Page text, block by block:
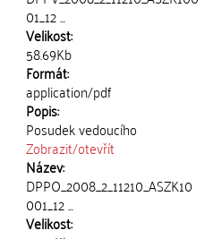
01_12 ...
Velikost:
58.69Kb
Formát:
application/pdf
Popis:
Posudek vedoucího
Zobrazit/otevřít
Název:
DPPO_2008_2_11210_ASZK10
001_12 ...
Velikost: